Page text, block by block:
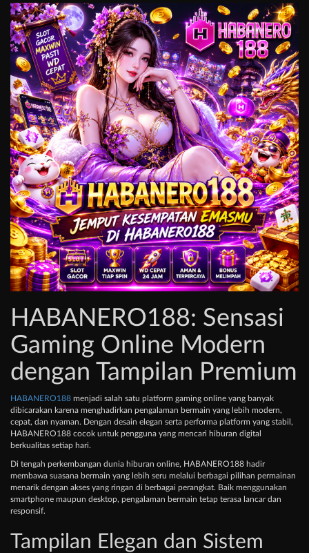
HABANERO188: Sensasi
Gaming Online Modern
dengan Tampilan Premium
HABANERO188 menjadi salah satu platform gaming online yang banyak
dibicarakan karena menghadirkan pengalaman bermain yang lebih modern,
cepat, dan nyaman. Dengan desain elegan serta performa platform yang stabil,
HABANERO188 cocok untuk pengguna yang mencari hiburan digital
berkualitas setiap hari.
Di tengah perkembangan dunia hiburan online, HABANERO188 hadir
membawa suasana bermain yang lebih seru melalui berbagai pilihan permainan
menarik dengan akses yang ringan di berbagai perangkat. Baik menggunakan
smartphone maupun desktop, pengalaman bermain tetap terasa lancar dan
responsif.
Tampilan Elegan dan Sistem